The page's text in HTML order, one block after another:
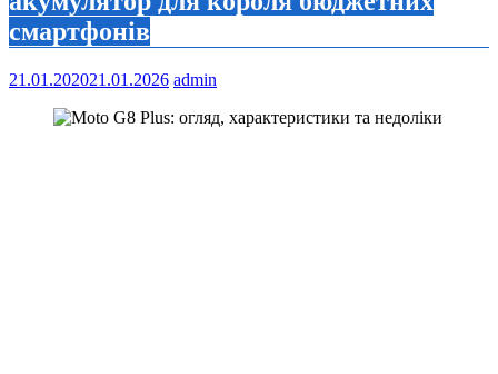
смартфонів
21.01.202021.01.2026 admin